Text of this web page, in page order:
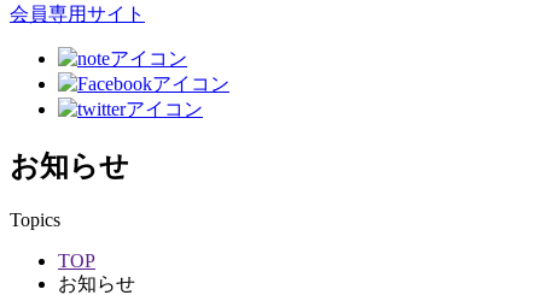
会員専用サイト
お知らせ
Topics
TOP
お知らせ